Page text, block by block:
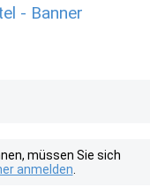
- Banner
müssen Sie sich
anmelden